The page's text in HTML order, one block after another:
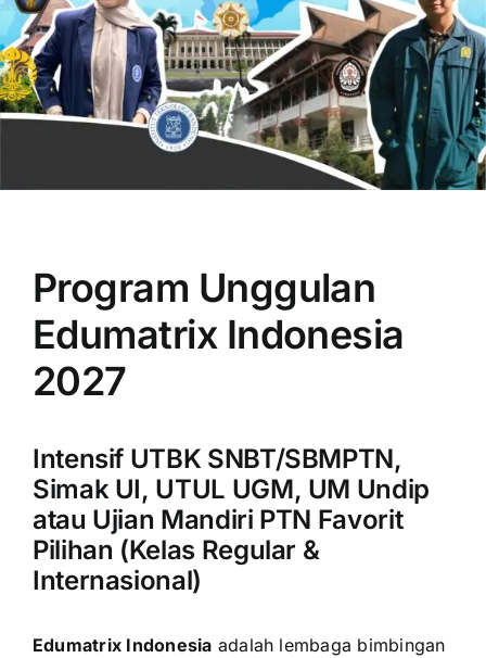
OUR PROGRAM
CONTACT US
Program Unggulan
Edumatrix Indonesia
2027
Intensif UTBK SNBT/SBMPTN,
Simak UI, UTUL UGM, UM Undip
atau Ujian Mandiri PTN Favorit
Pilihan (Kelas Regular &
Internasional)
Edumatrix Indonesia adalah lembaga bimbingan